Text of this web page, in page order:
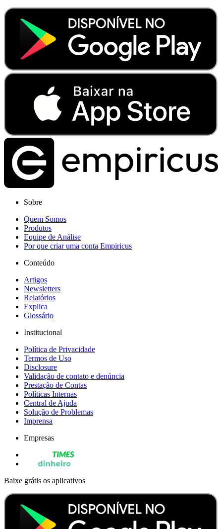
Sobre
Quem Somos
Produtos
Equipe de Análise
Por que criar uma conta Empiricus
Conteúdo
Artigos
Newsletters
Relatórios
Explica
Glossário
Institucional
Política de Privacidade
Termos de Uso
Disclosure
Validação de contato e denúncia
Prestação de Contas
Políticas Internas
Central de Ajuda
Solução de Problemas
Imprensa
Empresas
Baixe grátis os aplicativos